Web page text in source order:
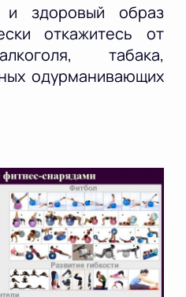
и здоровый образ
откажитесь от
табака,
одурманивающих